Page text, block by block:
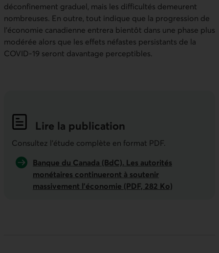
déconfinement graduel, mais les difficultés demeurent
nombreuses. En outre, tout indique que la progression de
l’économie canadienne entrera bientôt dans une phase plus
modérée alors que les effets néfastes persistants de la
COVID‑19 seront davantage perceptibles.
Lire la publication
Indicateurs économiques de la
Consultez l'étude complète en format PDF.
Banque du Canada (BdC). Les autorités
monétaires continueront à soutenir
massivement l’économie (PDF, 282 Ko)